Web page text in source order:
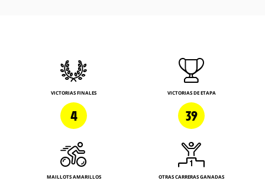
VICTORIAS FINALES
4
VICTORIAS DE ETAPA
39
MAILLOTS AMARILLOS OTRAS CARRERAS GANADAS